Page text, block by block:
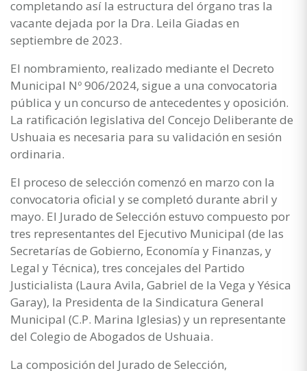
completando así la estructura del órgano tras la
vacante dejada por la Dra. Leila Giadas en
septiembre de 2023.
El nombramiento, realizado mediante el Decreto
Municipal Nº 906/2024, sigue a una convocatoria
pública y un concurso de antecedentes y oposición.
La ratificación legislativa del Concejo Deliberante de
Ushuaia es necesaria para su validación en sesión
ordinaria.
El proceso de selección comenzó en marzo con la
convocatoria oficial y se completó durante abril y
mayo. El Jurado de Selección estuvo compuesto por
tres representantes del Ejecutivo Municipal (de las
Secretarías de Gobierno, Economía y Finanzas, y
Legal y Técnica), tres concejales del Partido
Justicialista (Laura Avila, Gabriel de la Vega y Yésica
Garay), la Presidenta de la Sindicatura General
Municipal (C.P. Marina Iglesias) y un representante
del Colegio de Abogados de Ushuaia.
La composición del Jurado de Selección,